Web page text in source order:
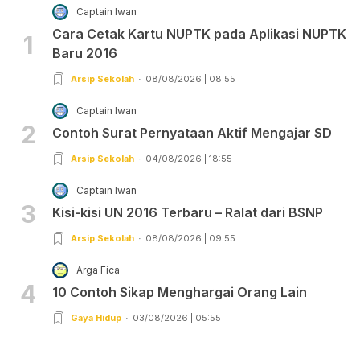
1
Captain Iwan
Cara Cetak Kartu NUPTK pada Aplikasi NUPTK
Baru 2016
Arsip Sekolah 08/08/2026 | 08:55
2
Captain Iwan
Contoh Surat Pernyataan Aktif Mengajar SD
Arsip Sekolah 04/08/2026 | 18:55
3
Captain Iwan
Kisi-kisi UN 2016 Terbaru – Ralat dari BSNP
Arsip Sekolah 08/08/2026 | 09:55
4
Arga Fica
10 Contoh Sikap Menghargai Orang Lain
Gaya Hidup 03/08/2026 | 05:55